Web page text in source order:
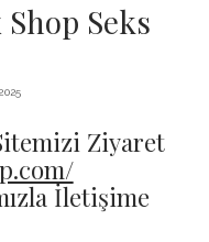
Seks
Ziyaret
İletişime